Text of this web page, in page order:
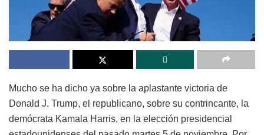
Mucho se ha dicho ya sobre la aplastante victoria de
Donald J. Trump, el republicano, sobre su contrincante, la
demócrata Kamala Harris, en la elección presidencial